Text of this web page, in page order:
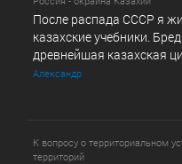
После распада СССР я
казахские учебники.
древнейшая казахская
Александр
К вопросу о территориальном
территорий